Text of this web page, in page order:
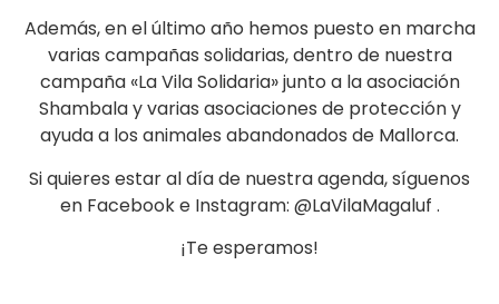
Además, en el último año hemos puesto en marcha
varias campañas solidarias, dentro de nuestra
campaña «La Vila Solidaria» junto a la asociación
Shambala y varias asociaciones de protección y
ayuda a los animales abandonados de Mallorca.
Si quieres estar al día de nuestra agenda, síguenos
en Facebook e Instagram: @LaVilaMagaluf .
¡Te esperamos!